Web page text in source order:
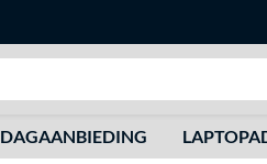
DAGAANBIEDING